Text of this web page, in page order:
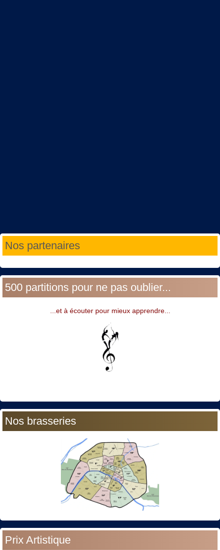
Nos partenaires
500 partitions pour ne pas oublier...
...et à écouter pour mieux apprendre...
Nos brasseries
Prix Artistique
Année
précédente
Mois
précédent
Année
suivante
Mois
suivant